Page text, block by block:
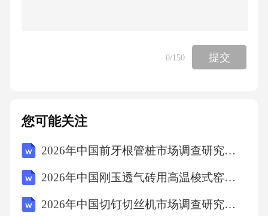
2.2.1.1产地直采
2.2.1.2中央工厂
0/150 提交
您可能关注
2026年中国前牙根管桩市场调查研究报告
2026年中国刚玉透气砖用高温梭式窑市场调查研究报告
2026年中国切钉切丝机市场调查研究报告